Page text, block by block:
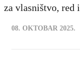
za vlasništvo, red
08. OKTOBAR 2025.